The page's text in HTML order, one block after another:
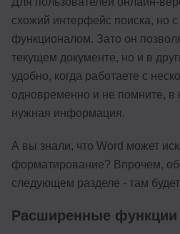
схожий интерфейс поиска, но
функционалом. Зато он
текущем документе, но и в
удобно, когда работаете с
одновременно и не помните, в
нужная информация.
А вы знали, что Word может
форматирование? Впрочем,
следующем разделе - там
Расширенные функции